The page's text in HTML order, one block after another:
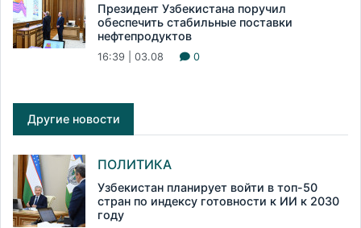
Президент Узбекистана поручил
обеспечить стабильные поставки
нефтепродуктов
16:39 | 03.08 0
Другие новости
ПОЛИТИКА
Узбекистан планирует войти в топ-50
стран по индексу готовности к ИИ к 2030
году